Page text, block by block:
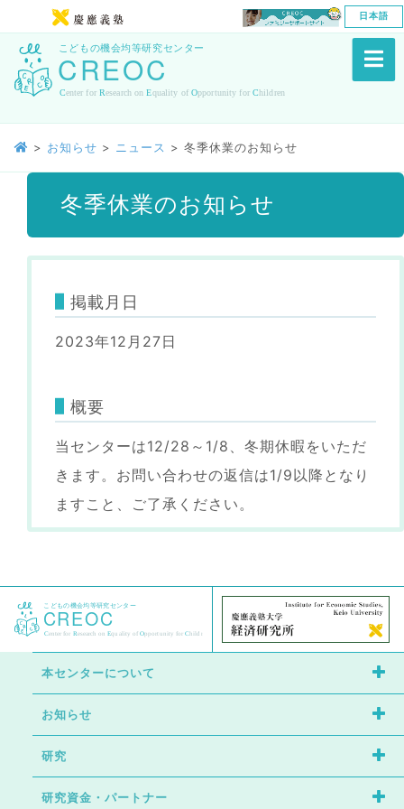
日本語
> お知らせ > ニュース > 冬季休業のお知らせ
冬季休業のお知らせ
掲載月日
2023年12月27日
概要
当センターは12/28～1/8、冬期休暇をいただ
きます。お問い合わせの返信は1/9以降となり
ますこと、ご了承ください。
本センターについて
お知らせ
研究
研究成果
研究資金・パートナー